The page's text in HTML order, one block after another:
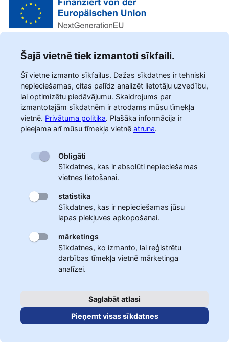
Šajā vietnē tiek izmantoti sīkfaili.
Šī vietne izmanto sīkfailus. Dažas sīkdatnes ir tehniski
nepieciešamas, citas palīdz analizēt lietotāju uzvedību,
lai optimizētu piedāvājumu. Skaidrojums par
izmantotajām sīkdatnēm ir atrodams mūsu tīmekļa
vietnē. Privātuma politika. Plašāka informācija ir
pieejama arī mūsu tīmekļa vietnē atruna.
Obligāti
Sīkdatnes, kas ir absolūti nepieciešamas
vietnes lietošanai.
statistika
Sīkdatnes, kas ir nepieciešamas jūsu
lapas piekļuves apkopošanai.
mārketings
Sīkdatnes, ko izmanto, lai reģistrētu
darbības tīmekļa vietnē mārketinga
analīzei.
Saglabāt atlasi
Pieņemt visas sīkdatnes